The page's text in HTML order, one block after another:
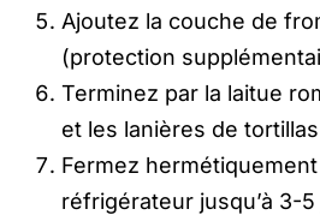
Ajoutez la couche de
(protection
Terminez par la laitue
et les lanières de
Fermez
réfrigérateur jusqu’à 3-5